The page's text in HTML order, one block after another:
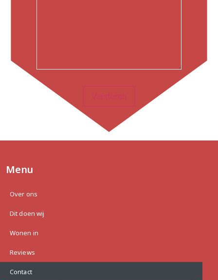
Versturen
Menu
Over ons
Dit doen wij
Wonen in
Reviews
Contact